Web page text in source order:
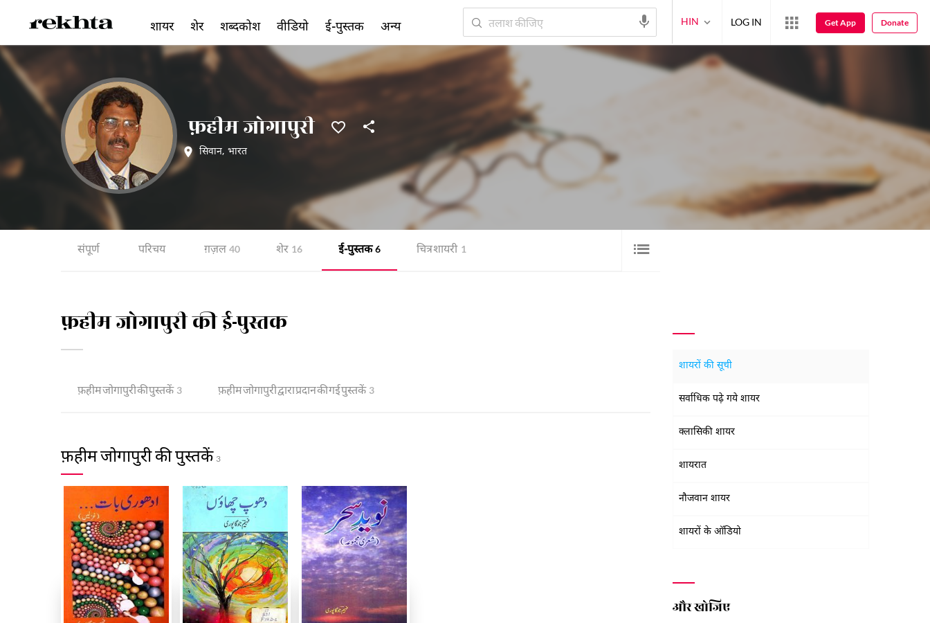
फ़हीम जोगापुरी
सिवान, भारत
संपूर्ण परिचय ग़ज़ल 40 शेर 16 ई-पुस्तक 6 चित्र शायरी 1
फ़हीम जोगापुरी की ई-पुस्तक
फ़हीम जोगापुरी की पुस्तकें 3 फ़हीम जोगापुरी द्वारा प्रदान की गई पुस्तकें 3
फ़हीम जोगापुरी की पुस्तकें 3
शायरों की सूची
सर्वाधिक पढ़े गये शायर
क्लासिकी शायर
शायरात
नौजवान शायर
शायरों के ऑडियो
और खोजिए
शायर शेर शब्दकोश वीडियो ई-पुस्तक अन्य HIN LOG IN Get App Donate